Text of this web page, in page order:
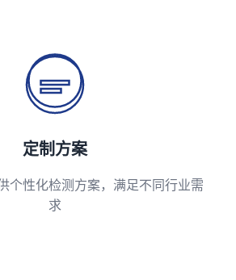
定制方案
个性化检测方案，满足不同行业需
求